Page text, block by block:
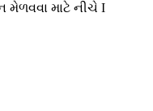
મેળવવા માટે નીચે I